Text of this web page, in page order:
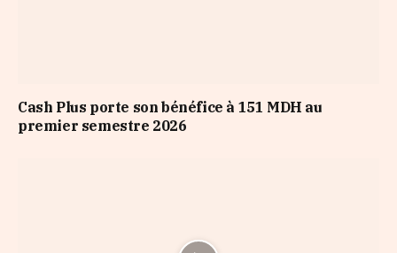
Cash Plus porte son bénéfice à 151 MDH au
premier semestre 2026